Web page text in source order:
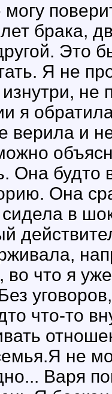
брака,
Это
Я не
я
верила и
Она
Она
сидела в
во что я
что-то
не
Варя